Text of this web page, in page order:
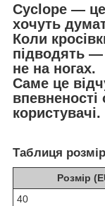
Cyclope — це
хочуть
Коли
підводять —
не на ногах.
Саме це
користувачі.
Таблиця
Розмір
40